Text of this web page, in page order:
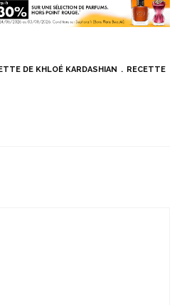
DE KHLOÉ KARDASHIAN
RECETTE